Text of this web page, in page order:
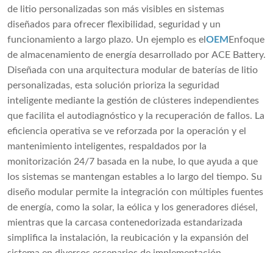
de litio personalizadas son más visibles en sistemas
diseñados para ofrecer flexibilidad, seguridad y un
funcionamiento a largo plazo. Un ejemplo es el OEM Enfoque
de almacenamiento de energía desarrollado por ACE Battery.
Diseñada con una arquitectura modular de baterías de litio
personalizadas, esta solución prioriza la seguridad
inteligente mediante la gestión de clústeres independientes
que facilita el autodiagnóstico y la recuperación de fallos. La
eficiencia operativa se ve reforzada por la operación y el
mantenimiento inteligentes, respaldados por la
monitorización 24/7 basada en la nube, lo que ayuda a que
los sistemas se mantengan estables a lo largo del tiempo. Su
diseño modular permite la integración con múltiples fuentes
de energía, como la solar, la eólica y los generadores diésel,
mientras que la carcasa contenedorizada estandarizada
simplifica la instalación, la reubicación y la expansión del